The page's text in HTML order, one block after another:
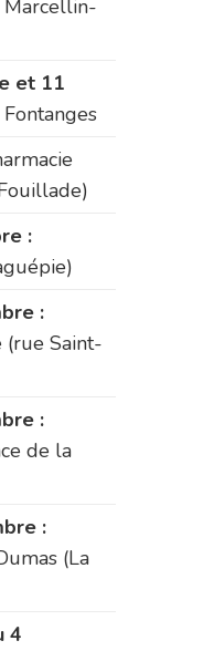
Marcellin-
et 11
:
:
(rue Saint-
:
de la
:
(La
4